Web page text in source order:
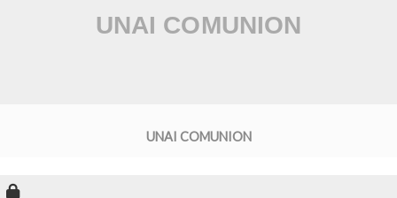
UNAI COMUNION